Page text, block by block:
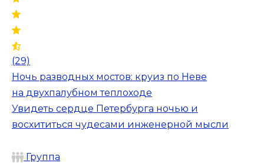
(29)
Ночь разводных мостов: круиз по Неве
на двухпалубном теплоходе
Увидеть сердце Петербурга ночью и
восхититься чудесами инженерной мысли
Группа